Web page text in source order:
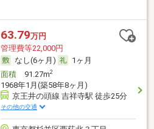
63.79万円
管理費等22,000円
なし(6ヶ月)
1ヶ月
面積91.27m2
1968年1月(築58年8ヶ月)
京王井の頭線 吉祥寺駅 徒歩25分
その他の交通